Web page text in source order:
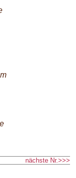
nächste Nr.>>>